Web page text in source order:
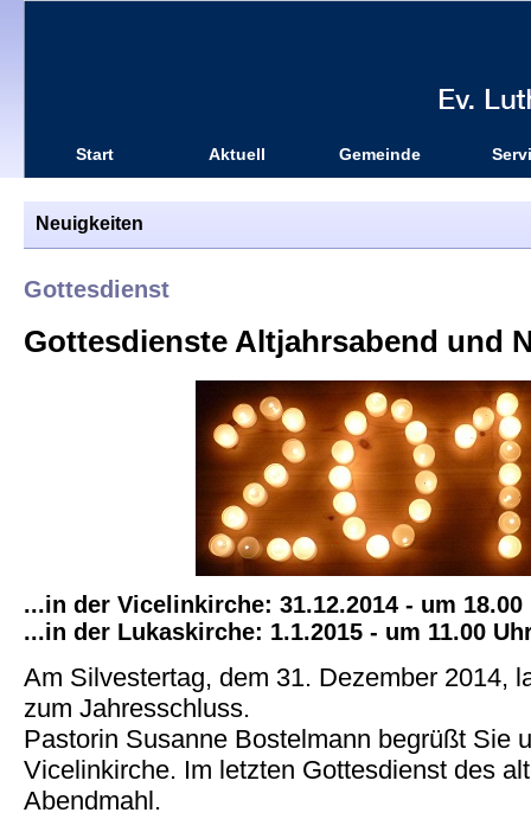
Start Aktuell Gemeinde
Neuigkeiten
Gottesdienst
Gottesdienste Altjahrsabend und
...in der Vicelinkirche: 31.12.2014 - um 18.00
...in der Lukaskirche: 1.1.2015 - um 11.00
Am Silvestertag, dem 31. Dezember 2014,
zum Jahresschluss.
Pastorin Susanne Bostelmann begrüßt Sie
Vicelinkirche. Im letzten Gottesdienst des
Abendmahl.